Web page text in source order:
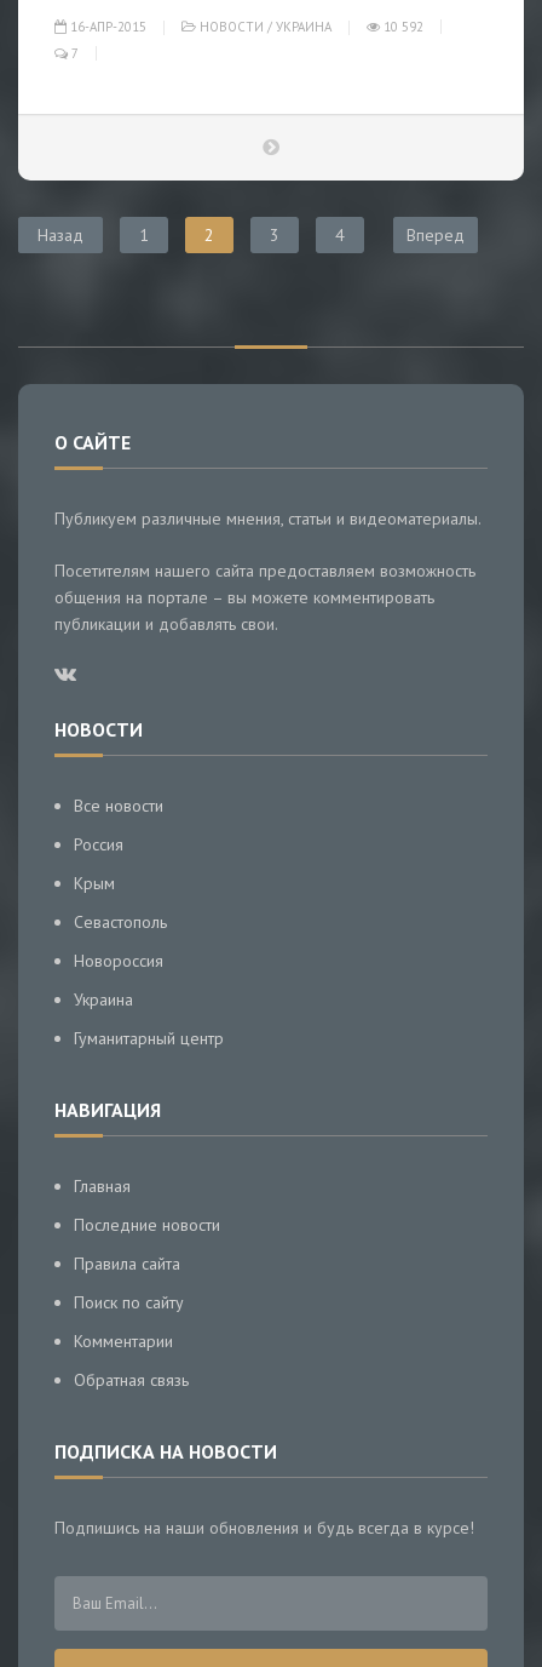
16-АПР-2015 НОВОСТИ / УКРАИНА
10 592
7
Назад 1 2 3 4 Вперед
О САЙТЕ
Публикуем различные мнения, статьи и видеоматериалы.
Посетителям нашего сайта предоставляем возможность
общения на портале – вы можете комментировать
публикации и добавлять свои.
НОВОСТИ
Все новости
Россия
Крым
Севастополь
Новороссия
Украина
Гуманитарный центр
НАВИГАЦИЯ
Главная
Последние новости
Правила сайта
Поиск по сайту
Комментарии
Обратная связь
ПОДПИСКА НА НОВОСТИ
Подпишись на наши обновления и будь всегда в курсе!